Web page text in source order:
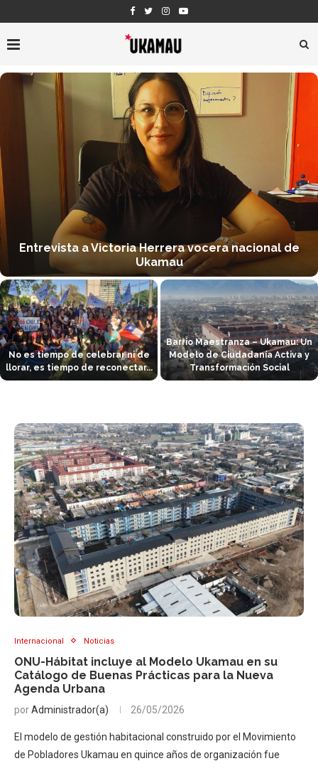
Entrevista a Victoria Herrera vocera nacional de
Ukamau
No es tiempo de celebrar ni de
llorar, es tiempo de reconectar...
Barrio Maestranza – Ukamau: Un
Modelo de Ciudadanía Activa y
Transformación Social
Internacional Noticias
ONU-Hábitat incluye al Modelo Ukamau en su
Catálogo de Buenas Prácticas para la Nueva
Agenda Urbana
porAdministrador(a) 26/05/2026
El modelo de gestión habitacional construido por el Movimiento
de Pobladores Ukamau en quince años de organización fue